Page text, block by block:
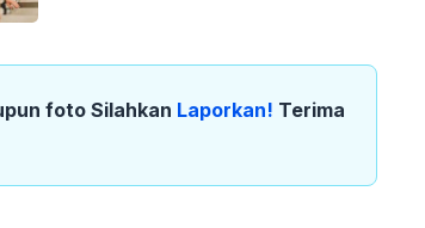
foto Silahkan Laporkan! Terima